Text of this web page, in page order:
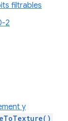
filtrables
2
y